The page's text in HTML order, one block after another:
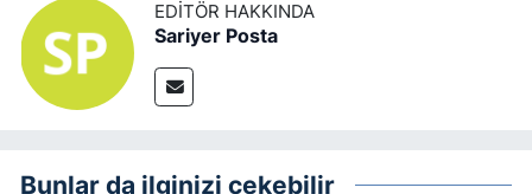
EDITÖR HAKKINDA
Sariyer Posta
Bunlar da ilginizi çekebilir